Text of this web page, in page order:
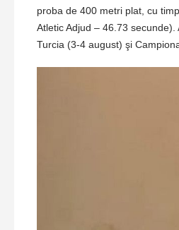
proba de 400 metri plat, cu
Atletic Adjud – 46.73
Turcia (3-4 august) şi